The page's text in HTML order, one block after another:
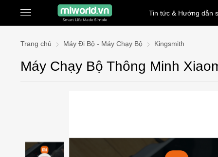
Tin tức & Hướng dẫn
Trang chủ Máy Đi Bộ - Máy Chạy Bộ Kingsmith
Máy Chạy Bộ Thông Minh